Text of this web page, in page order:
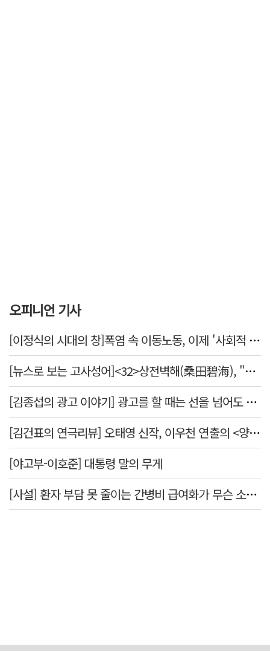
오피니언 기사
[이정식의 시대의 창]폭염 속 이동노동, 이제 '사회적 위험 관리'로 전환할 때
[뉴스로 보는 고사성어]<32>상전벽해(桑田碧海), "뽕나무밭이 푸른 바다가 되었다."
[김종섭의 광고 이야기] 광고를 할 때는 선을 넘어도 좋습니다.
[김건표의 연극리뷰] 오태영 신작, 이우천 연출의 <양은 양순하다>"국민을 온순한 양으로 길들이는 전체주의적 정치의 알레고리"
[야고부-이호준] 대통령 말의 무게
[사설] 환자 부담 못 줄이는 간병비 급여화가 무슨 소용인가